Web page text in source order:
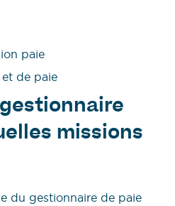
paie
de paie
missions
du gestionnaire de paie